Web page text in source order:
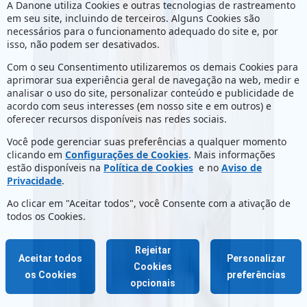
A Danone utiliza Cookies e outras tecnologias de rastreamento
em seu site, incluindo de terceiros. Alguns Cookies são
necessários para o funcionamento adequado do site e, por
isso, não podem ser desativados.
Com o seu Consentimento utilizaremos os demais Cookies para
aprimorar sua experiência geral de navegação na web, medir e
analisar o uso do site, personalizar conteúdo e publicidade de
acordo com seus interesses (em nosso site e em outros) e
oferecer recursos disponíveis nas redes sociais.
Você pode gerenciar suas preferências a qualquer momento
clicando em Configurações de Cookies. Mais informações
estão disponíveis na Política de Cookies e no Aviso de
Privacidade.
Ao clicar em "Aceitar todos", você Consente com a ativação de
todos os Cookies.
Aceitar todos
os Cookies
Rejeitar
Cookies
opcionais
Personalizar
preferências